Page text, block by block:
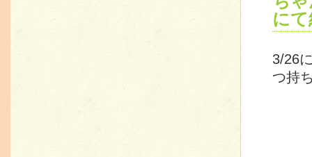
に
3/26
つ持